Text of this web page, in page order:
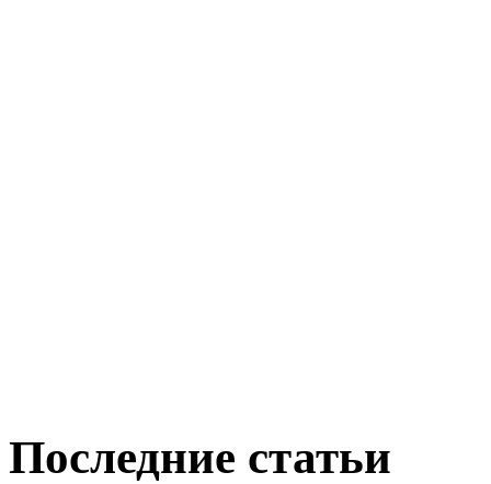
Последние статьи